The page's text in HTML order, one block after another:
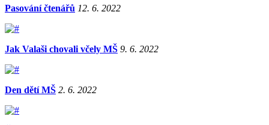
Pasování čtenářů 12. 6. 2022
Jak Valaši chovali včely MŠ 9. 6. 2022
Den dětí MŠ 2. 6. 2022